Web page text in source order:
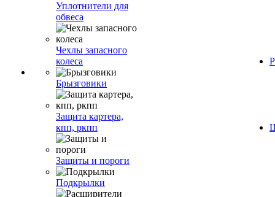
Уплотнители для
обвеса
Чехлы запасного
колеса
Брызговики
Защита картера,
кпп, ркпп
Защиты и пороги
Подкрылки